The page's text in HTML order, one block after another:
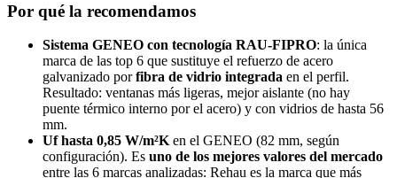
Por qué la recomendamos
Sistema GENEO con tecnología RAU-FIPRO: la única
marca de las top 6 que sustituye el refuerzo de acero
galvanizado porfibra de vidrio integrada en el perfil.
Resultado: ventanas más ligeras, mejor aislante (no hay
puente térmico interno por el acero) y con vidrios de hasta 56
mm.
Uf hasta 0,85 W/m²K en el GENEO (82 mm, según
configuración). Es uno de los mejores valores del mercado
entre las 6 marcas analizadas: Rehau es la marca que más